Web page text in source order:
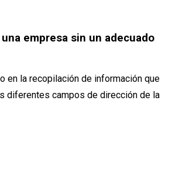
empresa sin un adecuado
en la recopilación de información que
diferentes campos de dirección de la